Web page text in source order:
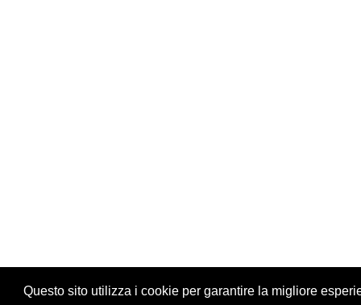
Questo sito utilizza i cookie per garantire la migliore